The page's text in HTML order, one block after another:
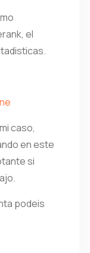
el
caso,
en este
si
podeis